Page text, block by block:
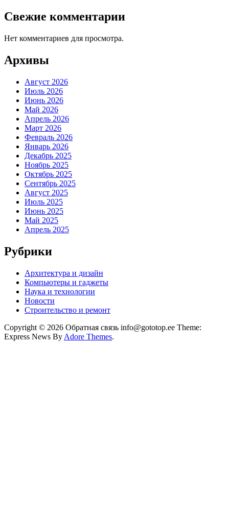
Свежие комментарии
Нет комментариев для просмотра.
Архивы
Август 2026
Июль 2026
Июнь 2026
Май 2026
Апрель 2026
Март 2026
Февраль 2026
Январь 2026
Декабрь 2025
Ноябрь 2025
Октябрь 2025
Сентябрь 2025
Август 2025
Июль 2025
Июнь 2025
Май 2025
Апрель 2025
Рубрики
Архитектура и дизайн
Компьютеры и гаджеты
Наука и технологии
Новости
Строительство и ремонт
Copyright © 2026 Обратная связь info@gototop.ee Theme:
Express News By Adore Themes.